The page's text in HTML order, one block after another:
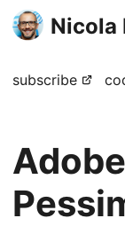
Nicola
subscribe